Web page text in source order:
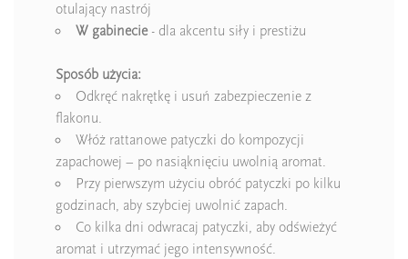
otulający nastrój
W gabinecie- dla akcentu siły i prestiżu
Sposób użycia:
Odkręć nakrętkę i usuń zabezpieczenie z
flakonu.
Włóż rattanowe patyczki do kompozycji
zapachowej – po nasiąknięciu uwolnią aromat.
Przy pierwszym użyciu obróć patyczki po kilku
godzinach, aby szybciej uwolnić zapach.
Co kilka dni odwracaj patyczki, aby odświeżyć
aromat i utrzymać jego intensywność.